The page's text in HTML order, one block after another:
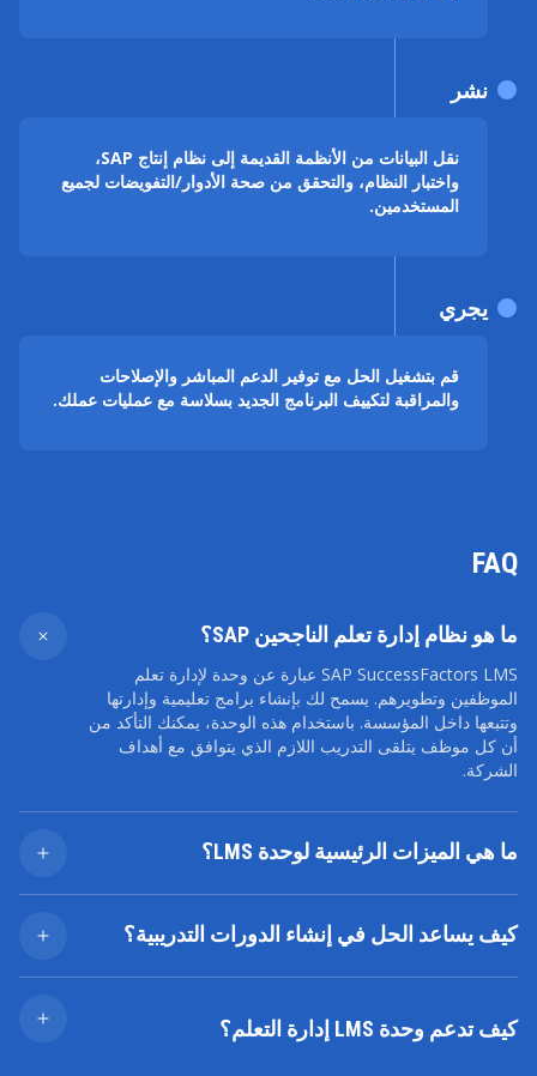
نقل البيانات من الأنظمة القديمة إلى نظام إنتاج SAP،
واختبار النظام، والتحقق من صحة الأدوار/التفويضات لجميع
المستخدمين.
نشر
قم بتشغيل الحل مع توفير الدعم المباشر والإصلاحات
والمراقبة لتكييف البرنامج الجديد بسلاسة مع عمليات عملك.
يجري
FAQ
ما هو نظام إدارة تعلم الناجحين SAP؟
SAP SuccessFactors LMS عبارة عن وحدة لإدارة تعلم
الموظفين وتطويرهم. يسمح لك بإنشاء برامج تعليمية وإدارتها
وتتبعها داخل المؤسسة. باستخدام هذه الوحدة، يمكنك التأكد من
أن كل موظف يتلقى التدريب اللازم الذي يتوافق مع أهداف
الشركة.
ما هي الميزات الرئيسية لوحدة LMS؟
يوفر SAP SuccessFactors LMS مجموعة واسعة من
التدريب والتسجيل فيه، وتتبع التقدم والأداء، والتكامل مع
كيف يساعد الحل في إنشاء الدورات التدريبية؟
يوفر الحل خيارات متنوعة لإنشاء الدورات التدريبية، بما في ذلك
الفصول الدراسية والتعلم المدمج. يمكنك تصميم أساليب التعلم
وفقًا للاحتياجات المحددة لشركتك وتفضيلات الموظفين.
كيف تدعم وحدة LMS إدارة التعلم؟